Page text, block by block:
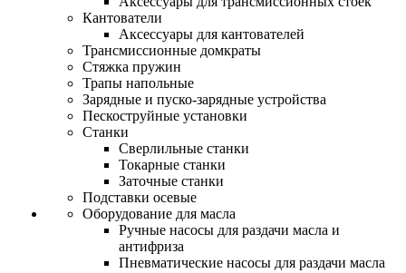
Кантователи
Аксессуары для кантователей
Трансмиссионные домкраты
Стяжка пружин
Трапы напольные
Зарядные и пуско-зарядные устройства
Пескоструйные установки
Станки
Сверлильные станки
Токарные станки
Заточные станки
Подставки осевые
Оборудование для масла
Ручные насосы для раздачи масла и
антифриза
Пневматические насосы для раздачи масла